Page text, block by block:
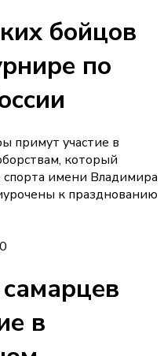
бойцов
по
примут участие в
который
имени Владимира
к празднованию
в